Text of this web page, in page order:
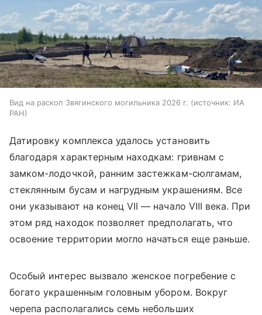
Вид на раскоп Звягинского могильника 2026 г. источник: ИА
РАН
Датировку комплекса удалось установить
благодаря характерным находкам: гривнам с
замком-лодочкой, ранним застежкам-сюлгамам,
стеклянным бусам и нагрудным украшениям. Все
они указывают на конец VII — начало VIII века. При
этом ряд находок позволяет предполагать, что
освоение территории могло начаться еще раньше.
Особый интерес вызвало женское погребение с
богато украшенным головным убором. Вокруг
черепа располагались семь небольших